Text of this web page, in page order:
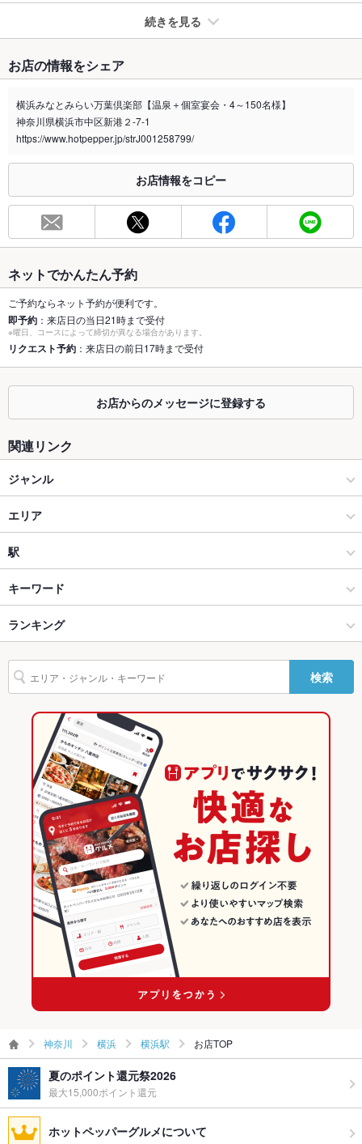
続きを見る
禁煙・喫煙
全席禁煙
喫煙専用室 あり
合わせください。
お席
200席(万葉庵/お食事処/個室/宴会場等ご用意ございます。)
容人数
個室 あり
座敷 あり
掘りごたつ なし
貸切 貸切可
夜景がきれ
いなお席
あり
Wi-Fi あり
バリアフリ
駐車場 あり ：7時間まで600円、以降は40分200円※上限1,500円
TV・プロジ
あり
英語メニュ
あり
その他設備
会議室もございます/アレルギーのメニュー表もございます。ス
タッフにお声がけ下さい
その他
飲み放題 あり
食べ放題
カクテル充実、焼酎充実、日本酒充実、ワイン充実
お子様連れ
お子様連れOK ：お子様メニュー（ランチタイム含む）/お子様
用椅子/お子様用食器/ベビーベッド・おむつ交換スペースあり
グパーティ
ー二次会
お祝い・サ
プライズ対
応
可
お店の情報をシェア
横浜みなとみらい万葉倶楽部【温泉＋個室宴会・4～150名様】
神奈川県横浜市中区新港２-7-1
https://www.hotpepper.jp/strJ001258799/
お店情報をコピー
ネットでかんたん予約
ご予約ならネット予約が便利です。
即予約 ：来店日の当日21時まで受付
※曜日、コースによって締切が異なる場合があります。
リクエスト予約 ：来店日の前日17時まで受付
お店からのメッセージに登録する
関連リンク
ジャンル
居酒屋
和風
横浜 × 居酒屋
横浜 × 和風
みなとみらい駅 × 居酒屋
みなとみらい駅 × 和風
ダイニングバー・バル
和風・創作
横浜 × ダイニングバー・バル
横浜 × 和風・創作
みなとみらい駅 × ダイニングバー・バル
みなとみらい駅 × 和風・創作
エリア
横浜駅
横浜駅 × 居酒屋
横浜駅 × 和風
横浜駅 × ダイニングバー・バル
横浜駅 × 和風・創作
神奈川 × 居酒屋
神奈川 × 和風
神奈川 × ダイニングバー・バル
神奈川 × 和風・創作
駅
桜木町駅
馬車道駅
みなとみらい駅
キーワード
エビ料理
石焼きビビンバ 冷麺 クレープ 担々麺
ランキング
神奈川のグルメランキング
神奈川の居酒屋ランキング
横浜のグルメランキング
横浜の居酒屋ランキング
横浜駅のグルメランキング
横浜駅の居酒屋ランキング
検索
神奈川 横浜 横浜駅 お店TOP
夏のポイント還元祭2026
最大15,000ポイント還元
ホットペッパーグルメについて